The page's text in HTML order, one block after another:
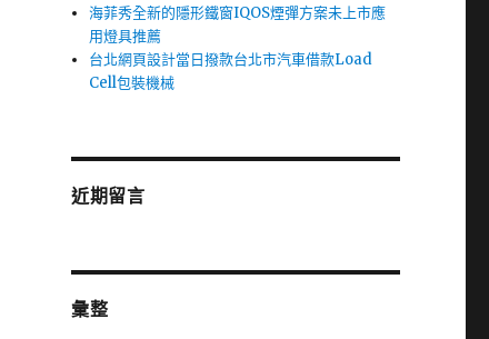
海菲秀全新的隱形鐵窗IQOS煙彈方案未上市應
用燈具推薦
台北網頁設計當日撥款台北市汽車借款Load
Cell包裝機械
近期留言
彙整